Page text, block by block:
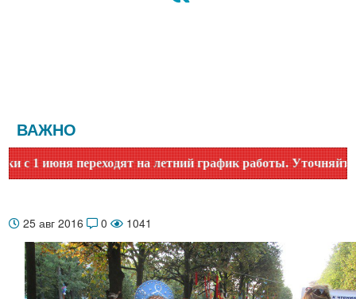
ВАЖНО
июня переходят на летний график работы. Уточняйте
25 авг 2016 0 1041